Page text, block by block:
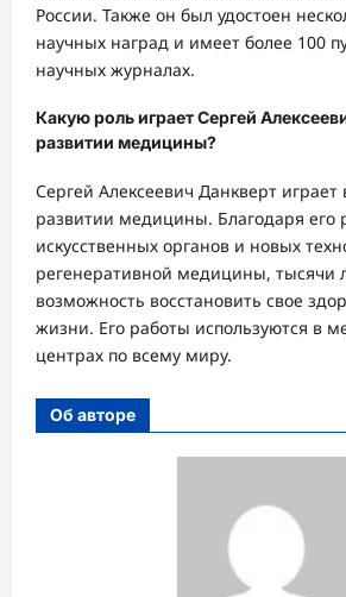
России. Также он был удостоен
научных наград и имеет более 100
научных журналах.
Какую роль играет Сергей
развитии медицины?
Сергей Алексеевич Данкверт
развитии медицины. Благодаря его
искусственных органов и новых
регенеративной медицины, тысячи
возможность восстановить свое
жизни. Его работы используются в
центрах по всему миру.
Об авторе